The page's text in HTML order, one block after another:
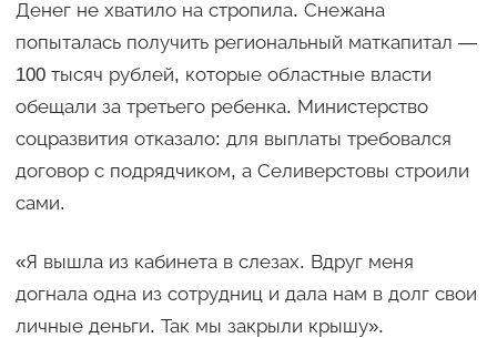
Денег не хватило на стропила. Снежана
попыталась получить региональный маткапитал —
100 тысяч рублей, которые областные власти
обещали за третьего ребенка. Министерство
соцразвития отказало: для выплаты требовался
договор с подрядчиком, а Селиверстовы строили
сами.
«Я вышла из кабинета в слезах. Вдруг меня
догнала одна из сотрудниц и дала нам в долг свои
личные деньги. Так мы закрыли крышу».